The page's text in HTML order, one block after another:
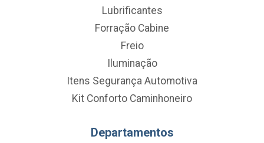
Lubrificantes
Forração Cabine
Freio
Iluminação
Itens Segurança Automotiva
Kit Conforto Caminhoneiro
Departamentos